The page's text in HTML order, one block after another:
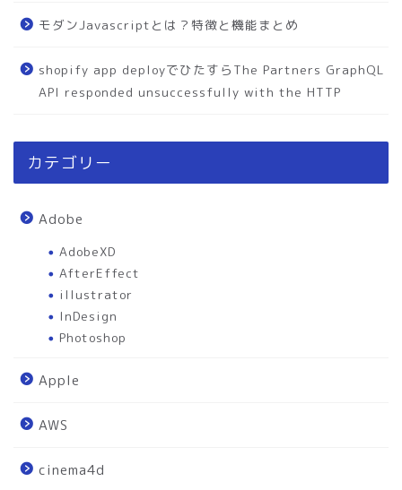
モダンJavascriptとは？特徴と機能まとめ
shopify app deployでひたすらThe Partners GraphQL
API responded unsuccessfully with the HTTP
カテゴリー
Adobe
AdobeXD
AfterEffect
illustrator
InDesign
Photoshop
Apple
AWS
cinema4d